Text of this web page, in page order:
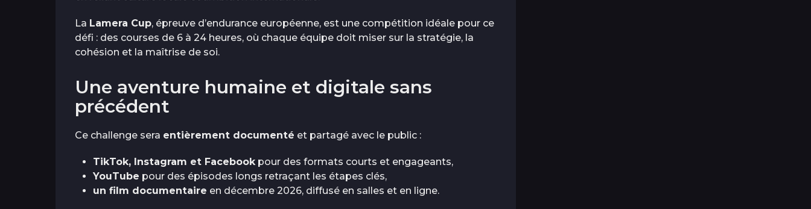
La Lamera Cup, épreuve d’endurance européenne, est une compétition idéale pour ce
défi : des courses de 6 à 24 heures, où chaque équipe doit miser sur la stratégie, la
cohésion et la maîtrise de soi.
Une aventure humaine et digitale sans
précédent
Ce challenge sera entièrement documenté et partagé avec le public :
TikTok, Instagram et Facebookpour des formats courts et engageants,
YouTube pour des épisodes longs retraçant les étapes clés,
un film documentaire en décembre 2026, diffusé en salles et en ligne.